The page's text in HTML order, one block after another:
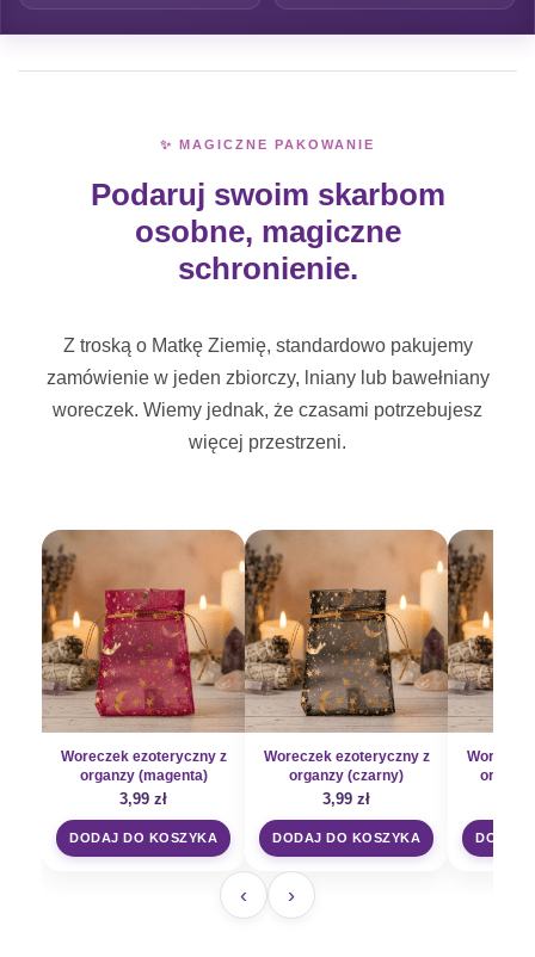
✨ MAGICZNE PAKOWANIE
Podaruj swoim skarbom
osobne, magiczne
schronienie.
Z troską o Matkę Ziemię, standardowo pakujemy
zamówienie w jeden zbiorczy, lniany lub bawełniany
woreczek. Wiemy jednak, że czasami potrzebujesz
więcej przestrzeni.
Woreczek ezoteryczny z
organzy (magenta)
3,99 zł
DODAJ DO KOSZYKA
Woreczek ezoteryczny z
organzy (czarny)
3,99 zł
DODAJ DO KOSZYKA DODAJ
‹ ›